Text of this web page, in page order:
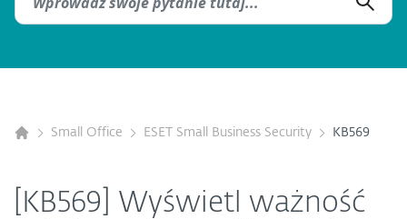
Small Office ESET Small Business Security KB569
[KB569] Wyświetl ważność